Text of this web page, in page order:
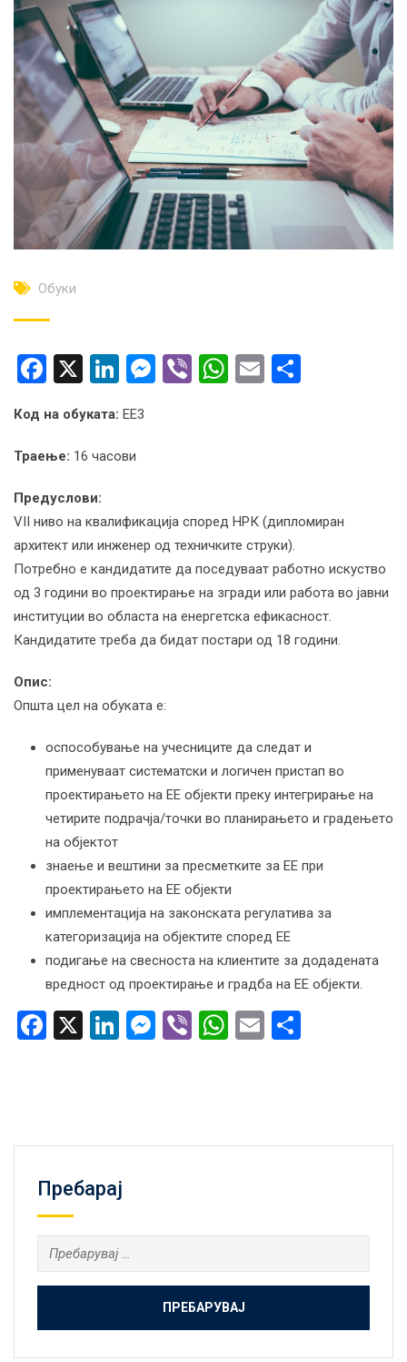
Обуки
Facebook
X LinkedIn
Messenger
ViberWhatsApp
Email
Код на обуката: ЕЕ3
Траење: 16 часови
Предуслови:
VII ниво на квалификација според НРК (дипломиран
архитект или инженер од техничките струки).
Потребно е кандидатите да поседуваат работно искуство
од 3 години во проектирање на згради или работа во јавни
институции во областа на енергетска ефикасност.
Кандидатите треба да бидат постари од 18 години.
Опис:
Општа цел на обуката е:
оспособување на учесниците да следат и
применуваат систематски и логичен пристап во
проектирањето на ЕЕ објекти преку интегрирање на
четирите подрачја/точки во планирањето и градењето
на објектот
знаење и вештини за пресметките за ЕЕ при
проектирањето на ЕЕ објекти
имплементација на законската регулатива за
категоризација на објектите според ЕЕ
подигање на свесноста на клиентите за додадената
вредност од проектирање и градба на ЕЕ објекти.
Facebook
X LinkedIn
Messenger
ViberWhatsApp
Email
Пребарај
Пребарувај
за: